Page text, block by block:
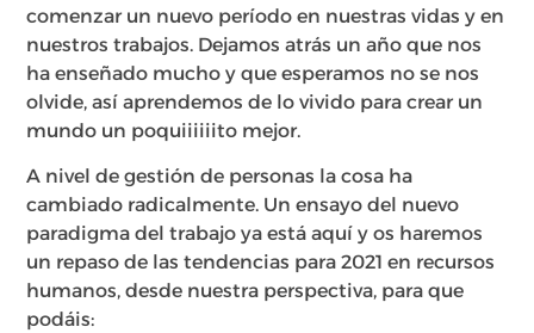
comenzar un nuevo período en nuestras vidas y en
nuestros trabajos. Dejamos atrás un año que nos
ha enseñado mucho y que esperamos no se nos
olvide, así aprendemos de lo vivido para crear un
mundo un poquiiiiiito mejor.
A nivel de gestión de personas la cosa ha
cambiado radicalmente. Un ensayo del nuevo
paradigma del trabajo ya está aquí y os haremos
un repaso de las tendencias para 2021 en recursos
humanos, desde nuestra perspectiva, para que
podáis: